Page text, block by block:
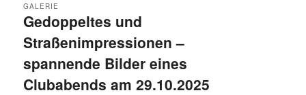
Gedoppeltes und
Straßenimpressionen –
spannende Bilder eines
Clubabends am 29.10.2025
GALERIE